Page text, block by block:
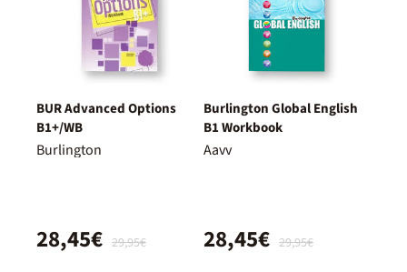
BUR Advanced Options
B1+/WB
Burlington
29,95€
28,45€
Burlington Global English
B1 Workbook
Aavv
29,95€
28,45€